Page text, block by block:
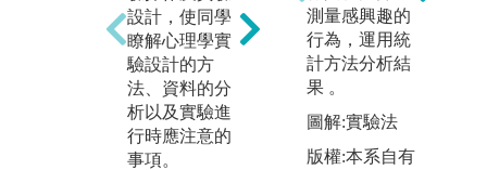
設計，使同學
瞭解心理學實
驗設計的方
法、資料的分
析以及實驗進
行時應注意的
事項。
巧演練，家庭
作業或案例討
論等瞭解成人
與兒童臨床心
理治療之實
務。
測量感興趣的
行為，運用統
計方法分析結
果 。
圖解:實驗法
版權:本系自有